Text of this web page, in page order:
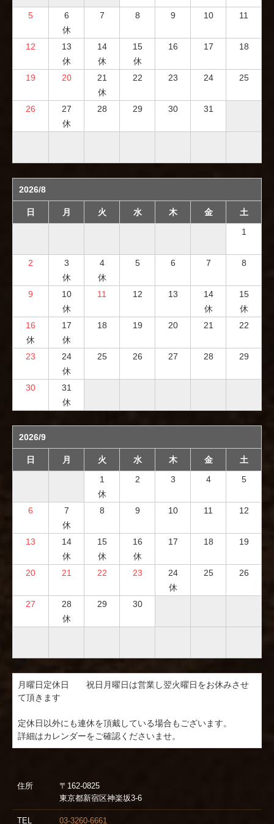
5
6
休
7 8 9 10 11
12
13
休
14
休
15
休
16 17 18
19 20
21
休
22 23 24 25
26
27
休
28 29 30 31
2026/8
日 月 火 水 木 金
土
1
2
3
休
4
休
5 6 7 8
9
10
休
11 12 13
14
休
15
休
16
休
17
休
18 19 20 21 22
23
24
休
25 26 27 28 29
30
31
休
2026/9
日 月 火 水 木 金
土
1
休
2 3 4 5
6
7
休
8 9 10 11 12
13
14
休
15
休
16
休
17 18 19
20 21 22 23
24
休
25 26
27
28
休
29 30
月曜日定休日　　祝日月曜日は営業し翌火曜日をお休みさせ
て頂きます
定休日以外にも連休を頂戴している場合もございます。
住所
〒162-0825
東京都新宿区神楽坂3-6
TEL 03-3260-6661